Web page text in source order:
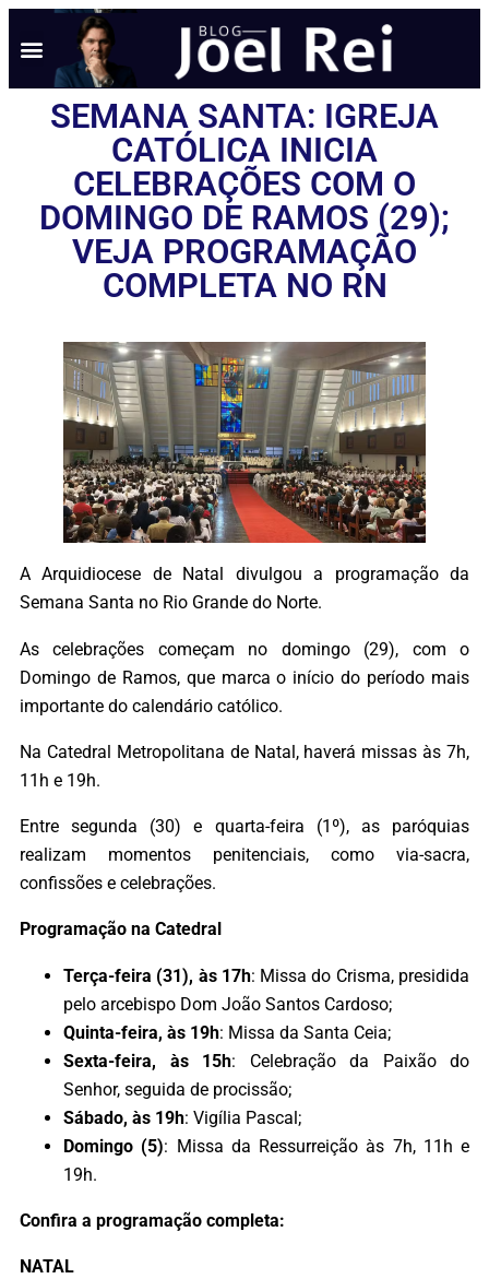
SEMANA SANTA: IGREJA
CATÓLICA INICIA
CELEBRAÇÕES COM O
DOMINGO DE RAMOS (29);
VEJA PROGRAMAÇÃO
COMPLETA NO RN
A Arquidiocese de Natal divulgou a programação da
Semana Santa no Rio Grande do Norte.
As celebrações começam no domingo (29), com o
Domingo de Ramos, que marca o início do período mais
importante do calendário católico.
Na Catedral Metropolitana de Natal, haverá missas às 7h,
11h e 19h.
Entre segunda (30) e quarta-feira (1º), as paróquias
realizam momentos penitenciais, como via-sacra,
confissões e celebrações.
Programação na Catedral
Terça-feira (31), às 17h: Missa do Crisma, presidida
pelo arcebispo Dom João Santos Cardoso;
Quinta-feira, às 19h: Missa da Santa Ceia;
Sexta-feira, às 15h: Celebração da Paixão do
Senhor, seguida de procissão;
Sábado, às 19h: Vigília Pascal;
Domingo (5): Missa da Ressurreição às 7h, 11h e
19h.
Confira a programação completa:
NATAL